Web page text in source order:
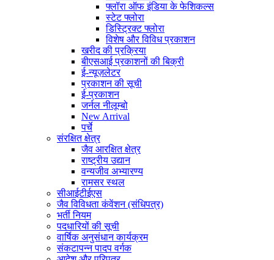
फ्लॉरा ऑफ इंडिया के फेशिकल्स
स्टेट फ्लोरा
डिस्ट्रिक्ट फ्लोरा
विशेष और विविध प्रकाशन
खरीद की प्रक्रिया
बीएसआई प्रकाशनों की बिक्री
ई-न्यूज़लेटर
प्रकाशन की सूची
ई-प्रकाशन
जर्नल नीलूम्बो
New Arrival
पर्चे
संरक्षित क्षेत्र
जैव आरक्षित क्षेत्र
राष्ट्रीय उद्यान
वन्यजीव अभ्यारण्य
रामसर स्थल
सीआईटीईएस
जैव विविधता कंवेंशन (संधिपत्र)
भर्ती नियम
पदधारियों की सूची
वार्षिक अनुसंधान कार्यक्रम
संकटापन्न पादप वर्गक